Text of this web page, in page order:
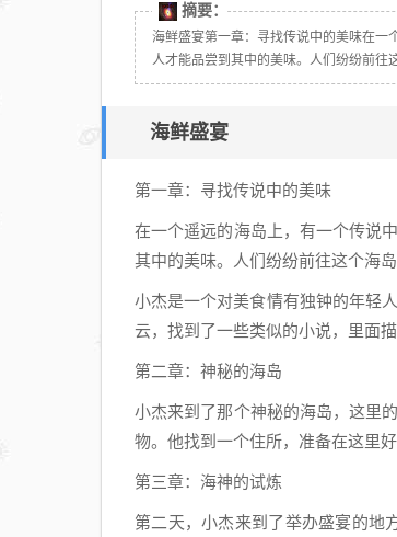
摘要：
海鲜盛宴第一章：寻找传说中的美味在一
人才能品尝到其中的美味。人们纷纷前往
海鲜盛宴
第一章：寻找传说中的美味
在一个遥远的海岛上，有一个传说
其中的美味。人们纷纷前往这个海
小杰是一个对美食情有独钟的年轻
云，找到了一些类似的小说，里面
第二章：神秘的海岛
小杰来到了那个神秘的海岛，这里
物。他找到一个住所，准备在这里
第三章：海神的试炼
第二天，小杰来到了举办盛宴的地